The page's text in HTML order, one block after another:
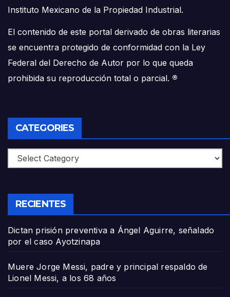
Instituto Mexicano de la Propiedad Industrial.
El contenido de este portal derivado de obras literarias
se encuentra protegido de conformidad con la Ley
Federal del Derecho de Autor por lo que queda
prohibida su reproducción total o parcial. ®
CATEGORIES
Categories
RECIENTES
Dictan prisión preventiva a Ángel Aguirre, señalado
por el caso Ayotzinapa
Muere Jorge Messi, padre y principal respaldo de
Lionel Messi, a los 68 años